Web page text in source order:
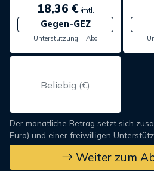
18,36 €/mtl.
Gegen-GEZ
Unterstützung + Abo
Der monatliche Betrag setzt sich
Euro) und einer freiwilligen
Weiter zum